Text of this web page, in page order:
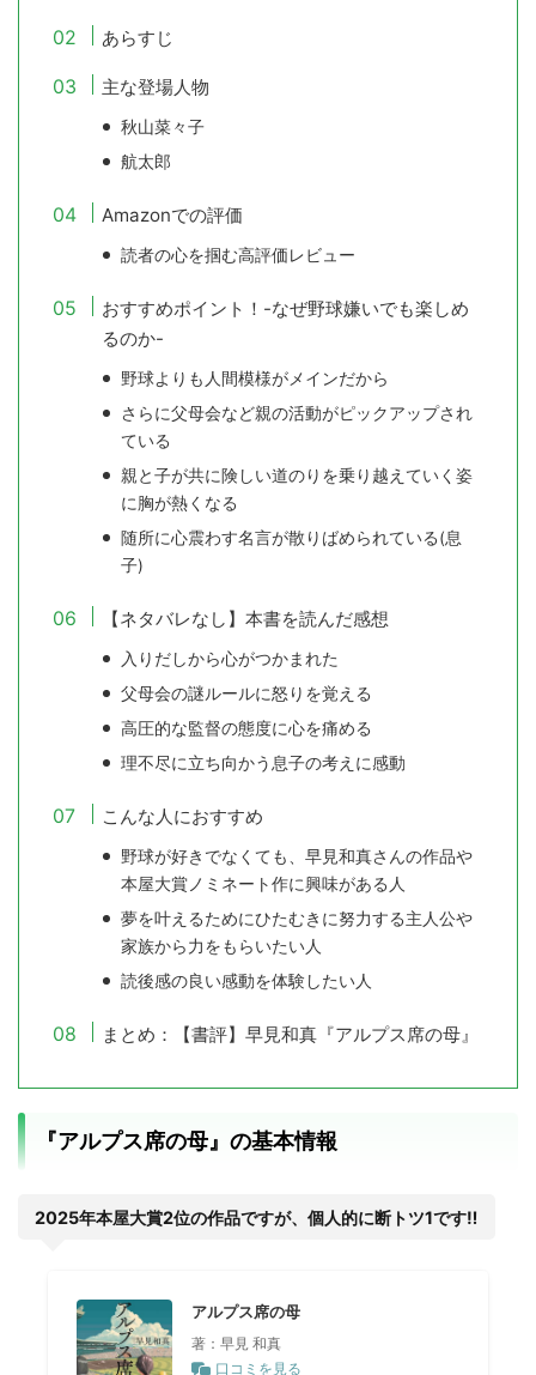
あらすじ
主な登場人物
秋山菜々子
航太郎
Amazonでの評価
読者の心を掴む高評価レビュー
おすすめポイント！-なぜ野球嫌いでも楽しめ
るのか-
野球よりも人間模様がメインだから
さらに父母会など親の活動がピックアップされ
ている
親と子が共に険しい道のりを乗り越えていく姿
に胸が熱くなる
随所に心震わす名言が散りばめられている(息
子)
【ネタバレなし】本書を読んだ感想
入りだしから心がつかまれた
父母会の謎ルールに怒りを覚える
高圧的な監督の態度に心を痛める
理不尽に立ち向かう息子の考えに感動
こんな人におすすめ
野球が好きでなくても、早見和真さんの作品や
本屋大賞ノミネート作に興味がある人
夢を叶えるためにひたむきに努力する主人公や
家族から力をもらいたい人
読後感の良い感動を体験したい人
まとめ：【書評】早見和真『アルプス席の母』
『アルプス席の母』の基本情報
2025年本屋大賞2位の作品ですが、個人的に断トツ1です‼
アルプス席の母
著：早見 和真
口コミを見る